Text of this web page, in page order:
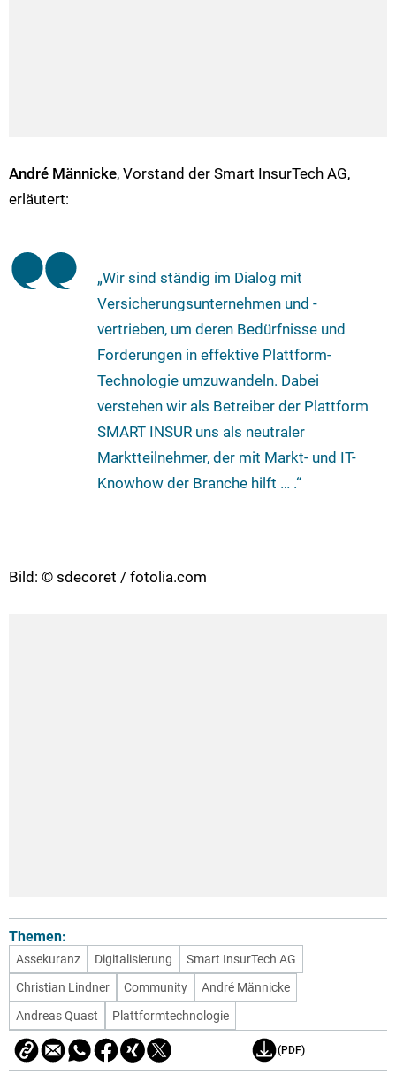
André Männicke, Vorstand der Smart InsurTech AG,
erläutert:
„Wir sind ständig im Dialog mit
Versicherungsunternehmen und -
vertrieben, um deren Bedürfnisse und
Forderungen in effektive Plattform-
Technologie umzuwandeln. Dabei
verstehen wir als Betreiber der Plattform
SMART INSUR uns als neutraler
Marktteilnehmer, der mit Markt- und IT-
Knowhow der Branche hilft … .“
Bild: © sdecoret / fotolia.com
Themen:
Assekuranz Digitalisierung
Smart InsurTech AG
Christian Lindner
Community
André Männicke
Andreas Quast
Plattformtechnologie
(PDF)